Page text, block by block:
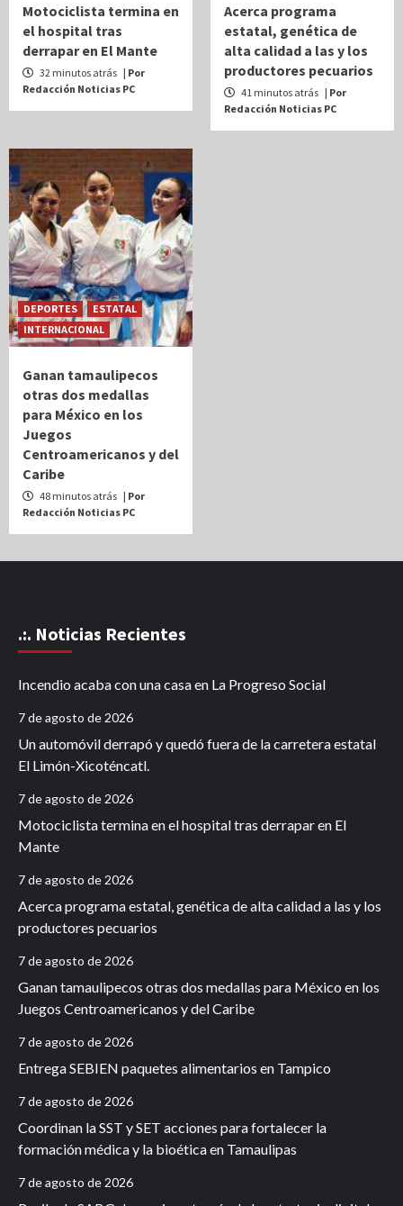
Motociclista termina en
el hospital tras
derrapar en El Mante
32 minutos atrás | Por
Redacción Noticias PC
Acerca programa
estatal, genética de
alta calidad a las y los
productores pecuarios
41 minutos atrás | Por
Redacción Noticias PC
DEPORTES
ESTATAL
INTERNACIONAL
Ganan tamaulipecos
otras dos medallas
para México en los
Juegos
Centroamericanos y del
Caribe
48 minutos atrás | Por
Redacción Noticias PC
.:. Noticias Recientes
Incendio acaba con una casa en La Progreso Social
7 de agosto de 2026
Un automóvil derrapó y quedó fuera de la carretera estatal
El Limón-Xicoténcatl.
7 de agosto de 2026
Motociclista termina en el hospital tras derrapar en El
Mante
7 de agosto de 2026
Acerca programa estatal, genética de alta calidad a las y los
productores pecuarios
7 de agosto de 2026
Ganan tamaulipecos otras dos medallas para México en los
Juegos Centroamericanos y del Caribe
7 de agosto de 2026
Entrega SEBIEN paquetes alimentarios en Tampico
7 de agosto de 2026
Coordinan la SST y SET acciones para fortalecer la
formación médica y la bioética en Tamaulipas
7 de agosto de 2026